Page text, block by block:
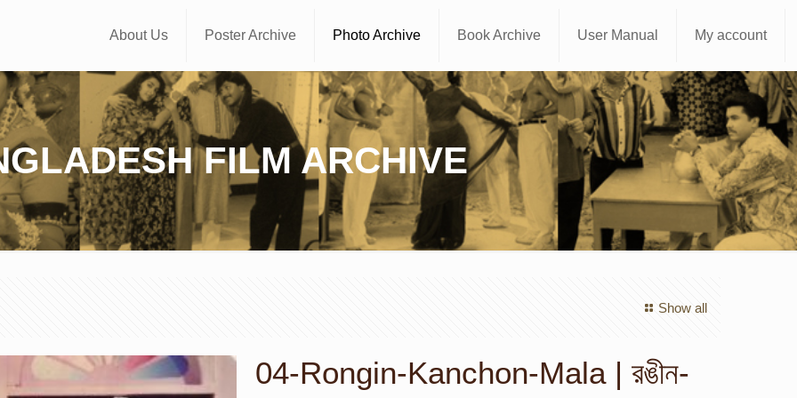
About Us Poster Archive Photo Archive Book Archive User Manual My account
FILM ARCHIVE
Show all
04-Rongin-Kanchon-Mala | রঙীন-